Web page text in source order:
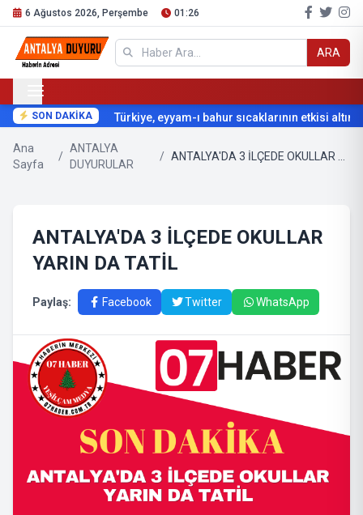
6 Ağustos 2026, Perşembe 01:26
ARA
SON DAKİKA Türkiye, eyyam-ı bahur sıcaklarının etkisi altına
Ana
Sayfa
/
ANTALYA
DUYURULAR
/
ANTALYA'DA 3 İLÇEDE OKULLAR
YARIN DA TATİL
Paylaş: Facebook Twitter WhatsApp